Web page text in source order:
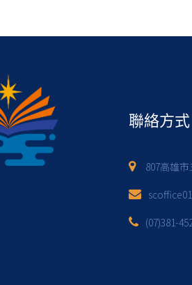
聯絡方式
807高雄
(07)381-